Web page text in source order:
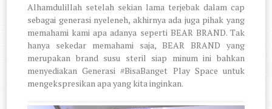
Alhamdulillah setelah sekian lama terjebak dalam cap
sebagai generasi nyeleneh, akhirnya ada juga pihak yang
memahami kami apa adanya seperti BEAR BRAND. Tak
hanya sekedar memahami saja, BEAR BRAND yang
merupakan brand susu steril siap minum ini bahkan
menyediakan Generasi #BisaBanget Play Space untuk
mengekspresikan apa yang kita inginkan.